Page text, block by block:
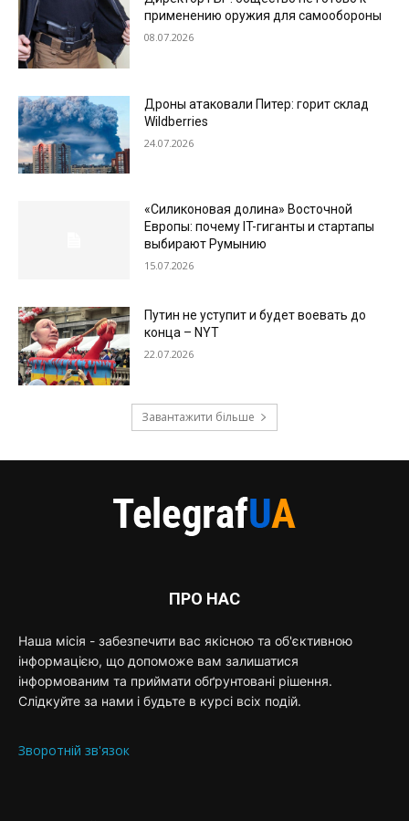
применению оружия для самообороны
08.07.2026
Дроны атаковали Питер: горит склад
Wildberries
24.07.2026
«Силиконовая долина» Восточной
Европы: почему IT-гиганты и стартапы
выбирают Румынию
15.07.2026
Путин не уступит и будет воевать до
конца – NYT
22.07.2026
Завантажити більше
ПРО НАС
Наша місія - забезпечити вас якісною та об'єктивною
інформацією, що допоможе вам залишатися
інформованим та приймати обґрунтовані рішення.
Слідкуйте за нами і будьте в курсі всіх подій.
Зворотній зв'язок